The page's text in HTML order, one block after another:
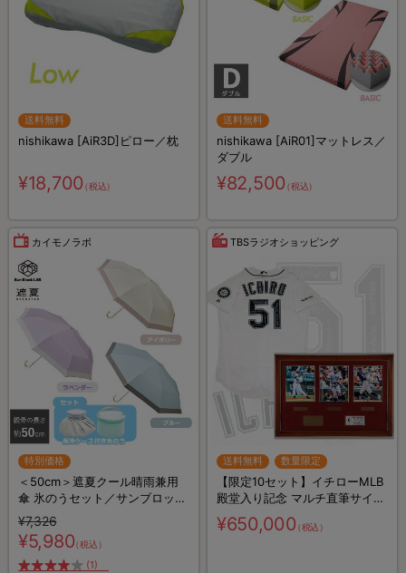
送料無料
nishikawa [AiR3D]ピロー／枕
¥18,700（税込）
送料無料
nishikawa [AiR01]マットレス／
ダブル
¥82,500（税込）
カイモノラボ
特別価格
＜50cm＞遮夏クール晴雨兼用
傘 氷のうセット／サンブロック
ラボ／3段コンパクト
¥7,326
¥5,980（税込）
(1)
TBSラジオショッピング
送料無料 数量限定
【限定10セット】イチローMLB
殿堂入り記念 マルチ直筆サイン
入りユニフォーム／展示用フレ
ーム2種特別セット
¥650,000（税込）